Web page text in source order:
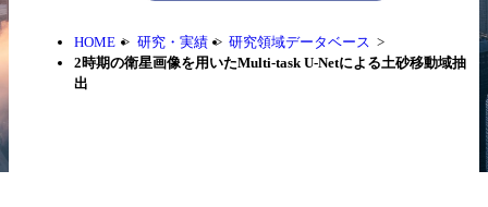
HOME 研究・実績
研究領域データベース
2時期の衛星画像を用いたMulti-task U-Netによる土砂移動域抽
出